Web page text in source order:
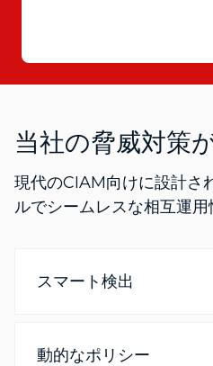
当社の脅威対策
現代のCIAM向けに設計さ
ルでシームレスな相互運用
スマート検出
動的なポリシー